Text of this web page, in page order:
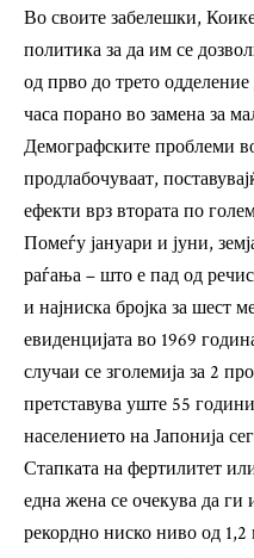
Во своите забелешки,
политика за да им се
од прво до трето
часа порано во замена за
Демографските проблеми
продлабочуваат,
ефекти врз втората по
Помеѓу јануари и јуни,
раѓања – што е пад од
и најниска бројка за шест
евиденцијата во 1969
случаи се зголемија за 2
претставува уште 55
населението на Јапонија
Стапката на фертилитет
една жена се очекува да
рекордно ниско ниво од